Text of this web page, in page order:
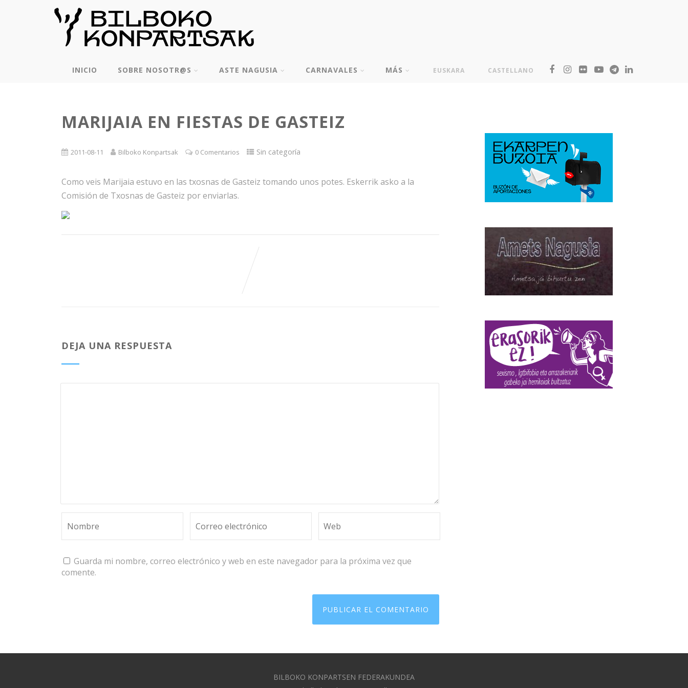
INICIO SOBRE NOSOTR@S ASTE NAGUSIA CARNAVALES MÁS EUSKARA CASTELLANO
MARIJAIA EN FIESTAS DE GASTEIZ
2011-08-11 Bilboko Konpartsak 0 Comentarios Sin categoría
Como veis Marijaia estuvo en las txosnas de Gasteiz tomando unos potes. Eskerrik asko a la
Comisión de Txosnas de Gasteiz por enviarlas.
DEJA UNA RESPUESTA
Guarda mi nombre, correo electrónico y web en este navegador para la próxima vez que
comente.
BILBOKO KONPARTSEN FEDERAKUNDEA